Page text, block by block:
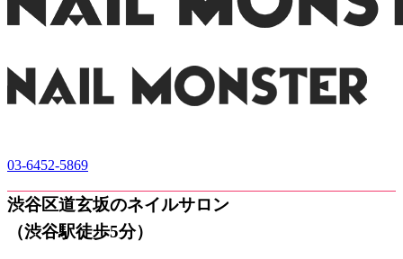
03-6452-5869
渋谷区道玄坂のネイルサロン
（渋谷駅徒歩5分）